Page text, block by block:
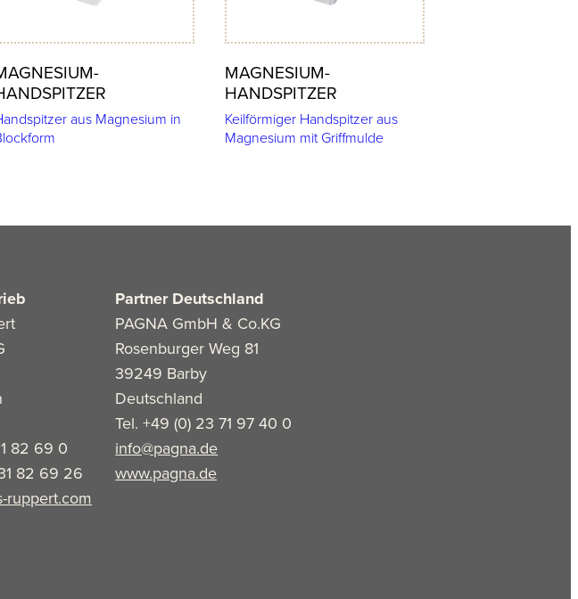
aus Magnesium in
MAGNESIUM-
HANDSPITZER
Keilförmiger Handspitzer aus
Magnesium mit Griffmulde
82 69 0
82 69 26
ruppert.com
Partner Deutschland
PAGNA GmbH & Co.KG
Rosenburger Weg 81
39249 Barby
Deutschland
Tel. +49 (0) 23 71 97 40 0
info@pagna.de
www.pagna.de